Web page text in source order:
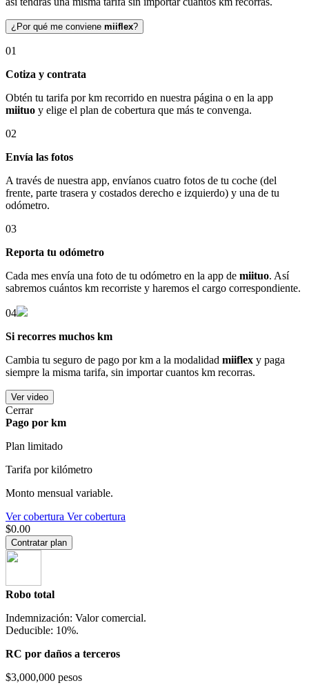
¿Por qué me conviene miiflex?
01
Cotiza y contrata
Obtén tu tarifa por km recorrido en nuestra página o en la app
miituo y elige el plan de cobertura que más te convenga.
02
Envía las fotos
A través de nuestra app, envíanos cuatro fotos de tu coche (del
frente, parte trasera y costados derecho e izquierdo) y una de tu
odómetro.
03
Reporta tu odómetro
Cada mes envía una foto de tu odómetro en la app de miituo. Así
sabremos cuántos km recorriste y haremos el cargo correspondiente.
04
Si recorres muchos km
Cambia tu seguro de pago por km a la modalidad miiflex y paga
siempre la misma tarifa, sin importar cuantos km recorras.
Ver video
Cerrar
Pago por km
Plan limitado
Tarifa por kilómetro
Monto mensual variable.
Ver cobertura Ver cobertura
$0.00
Contratar plan
Robo total
Indemnización: Valor comercial.
Deducible: 10%.
RC por daños a terceros
$3,000,000 pesos